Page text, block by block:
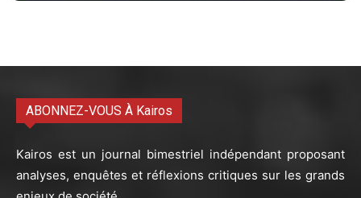
ABONNEZ-VOUS À Kairos
Kairos est un journal bimestriel indépendant proposant
analyses, enquêtes et réflexions critiques sur les grands